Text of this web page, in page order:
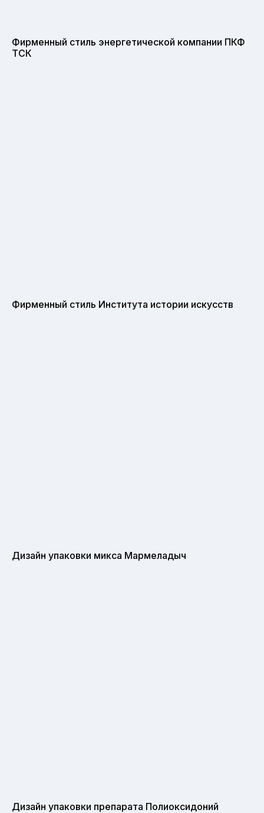
Фирменный стиль энергетической компании ПКФ
ТСК
Фирменный стиль Института истории искусств
Дизайн упаковки микса Мармеладыч
Дизайн упаковки препарата Полиоксидоний